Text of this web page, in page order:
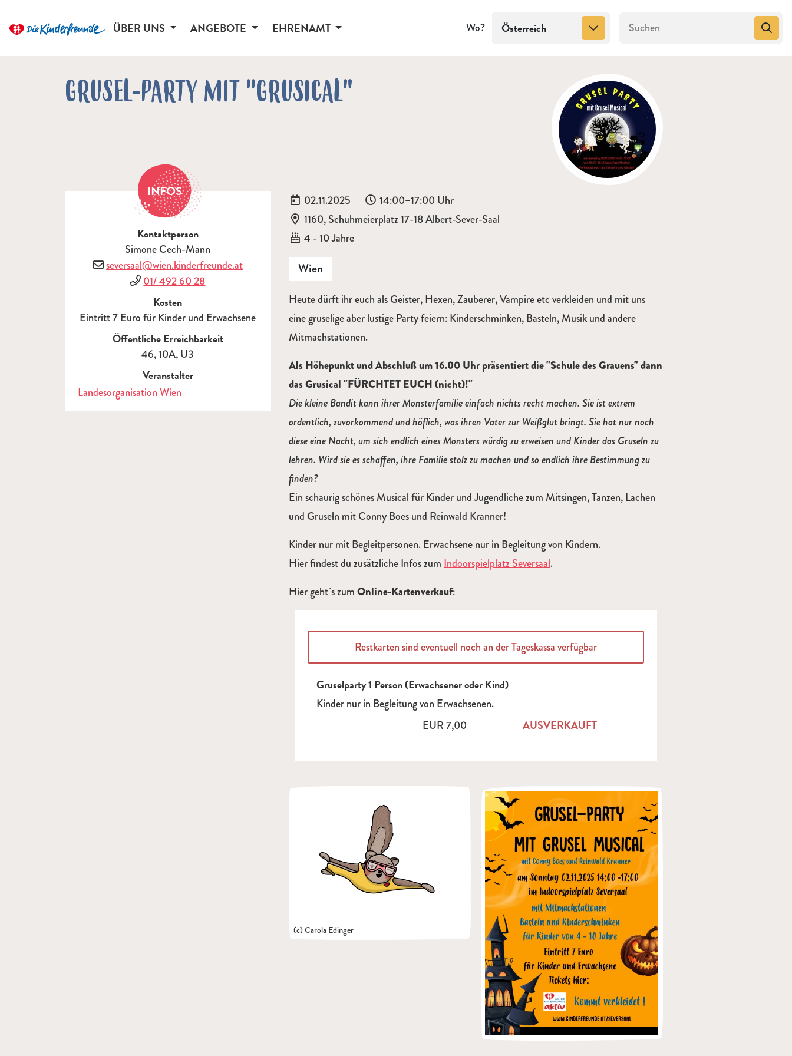
ÜBER UNS ANGEBOTE EHRENAMT Wo? Österreich
GRUSEL-PARTY MIT "GRUSICAL"
INFOS
Kontaktperson
Simone Cech-Mann
E-Mail
seversaal@wien.kinderfreunde.at
Telefon
01/ 492 60 28
Kosten
Eintritt 7 Euro für Kinder und Erwachsene
Öffentliche Erreichbarkeit
46, 10A, U3
Veranstalter
Landesorganisation Wien
Datum:
02.11.2025 Uhrzeit:
14:00–17:00 Uhr
Ort:
1160, Schuhmeierplatz 17-18 Albert-Sever-Saal
Alter:
4 - 10 Jahre
Wien
Heute dürft ihr euch als Geister, Hexen, Zauberer, Vampire etc verkleiden und mit uns
eine gruselige aber lustige Party feiern: Kinderschminken, Basteln, Musik und andere
Mitmachstationen.
Als Höhepunkt und Abschluß um 16.00 Uhr präsentiert die "Schule des Grauens" dann
das Grusical "FÜRCHTET EUCH (nicht)!"
Die kleine Bandit kann ihrer Monsterfamilie einfach nichts recht machen. Sie ist extrem
ordentlich, zuvorkommend und höflich, was ihren Vater zur Weißglut bringt. Sie hat nur noch
diese eine Nacht, um sich endlich eines Monsters würdig zu erweisen und Kinder das Gruseln zu
lehren. Wird sie es schaffen, ihre Familie stolz zu machen und so endlich ihre Bestimmung zu
finden?
Ein schaurig schönes Musical für Kinder und Jugendliche zum Mitsingen, Tanzen, Lachen
und Gruseln mit Conny Boes und Reinwald Kranner!
Kinder nur mit Begleitpersonen. Erwachsene nur in Begleitung von Kindern.
Hier findest du zusätzliche Infos zum Indoorspielplatz Seversaal.
Hier geht´s zumOnline-Kartenverkauf:
Restkarten sind eventuell noch an der Tageskassa verfügbar
Gruselparty 1 Person (Erwachsener oder Kind)
Kinder nur in Begleitung von Erwachsenen.
EUR7,00 AUSVERKAUFT
(c) Carola Edinger